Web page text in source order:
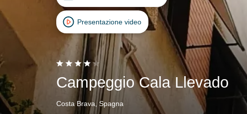
Presentazione video
Campeggio Cala Llevado
Costa Brava, Spagna